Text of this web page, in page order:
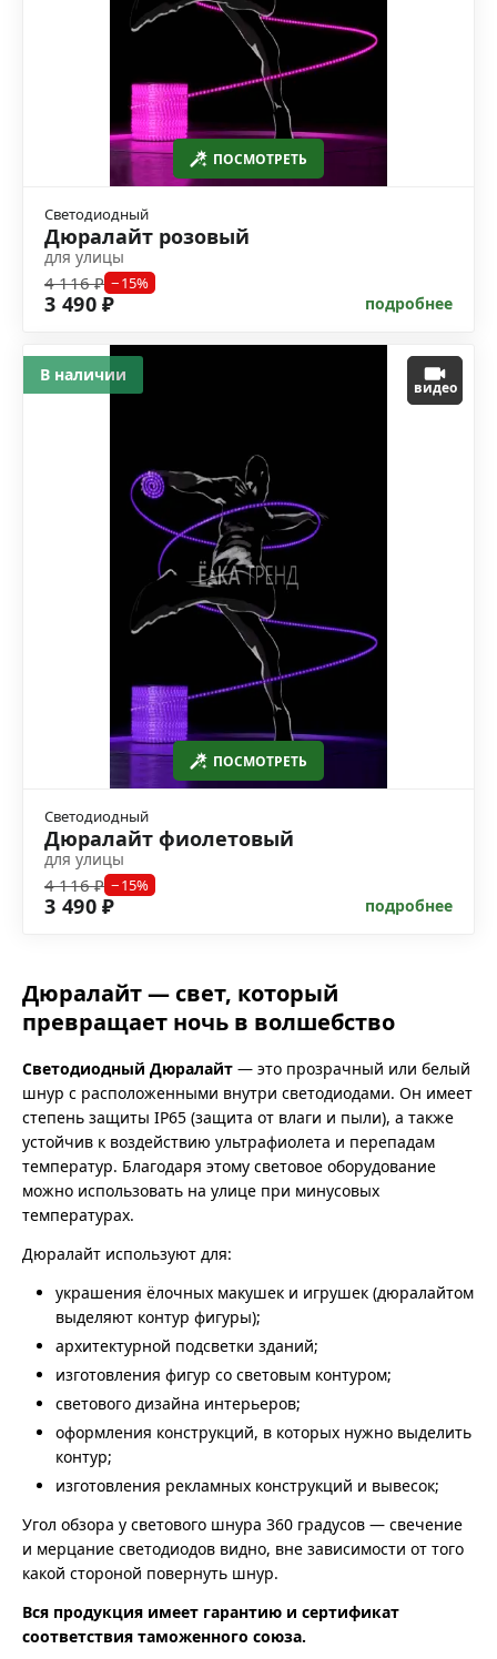
ПОСМОТРЕТЬ
Светодиодный
Дюралайт розовый
для улицы
4 116 ₽ −15%
3 490 ₽ подробнее
ПОСМОТРЕТЬ
видео
Светодиодный
Дюралайт фиолетовый
для улицы
4 116 ₽ −15%
3 490 ₽ подробнее
В наличии
Дюралайт — свет, который
превращает ночь в волшебство
Светодиодный Дюралайт — это прозрачный или белый
шнур с расположенными внутри светодиодами. Он имеет
степень защиты IP65 (защита от влаги и пыли), а также
устойчив к воздействию ультрафиолета и перепадам
температур. Благодаря этому световое оборудование
можно использовать на улице при минусовых
температурах.
Дюралайт используют для:
украшения ёлочных макушек и игрушек (дюралайтом
выделяют контур фигуры);
архитектурной подсветки зданий;
изготовления фигур со световым контуром;
светового дизайна интерьеров;
оформления конструкций, в которых нужно выделить
контур;
изготовления рекламных конструкций и вывесок;
Угол обзора у светового шнура 360 градусов — свечение
и мерцание светодиодов видно, вне зависимости от того
какой стороной повернуть шнур.
Вся продукция имеет гарантию и сертификат
соответствия таможенного союза.